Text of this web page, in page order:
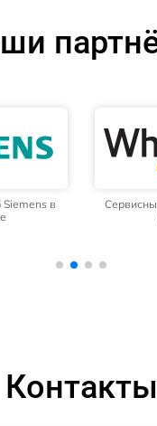
в
Контакты